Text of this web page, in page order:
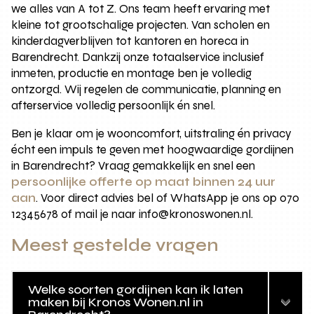
we alles van A tot Z. Ons team heeft ervaring met
kleine tot grootschalige projecten. Van scholen en
kinderdagverblijven tot kantoren en horeca in
Barendrecht. Dankzij onze totaalservice inclusief
inmeten, productie en montage ben je volledig
ontzorgd. Wij regelen de communicatie, planning en
afterservice volledig persoonlijk én snel.
Ben je klaar om je wooncomfort, uitstraling én privacy
écht een impuls te geven met hoogwaardige gordijnen
in Barendrecht? Vraag gemakkelijk en snel een
persoonlijke offerte op maat binnen 24 uur
aan. Voor direct advies bel of WhatsApp je ons op 070
12345678 of mail je naar info@kronoswonen.nl.
Meest gestelde vragen
Welke soorten gordijnen kan ik laten
maken bij Kronos Wonen.nl in